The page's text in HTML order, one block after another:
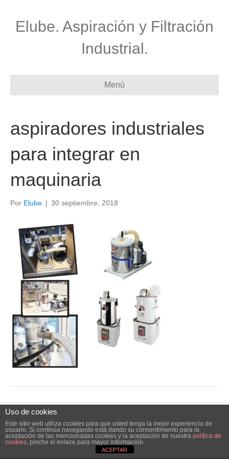
Elube. Aspiración y Filtración
Industrial.
Menú
aspiradores industriales
para integrar en
maquinaria
Por Elube | 30 septiembre, 2018
Builder
Uso de cookies
Este sitio web utiliza cookies para que usted tenga la mejor experiencia de
usuario. Si continúa navegando está dando su consentimiento para la
aceptación de las mencionadas cookies y la aceptación de nuestra política de
cookies, pinche el enlace para mayor información.
ACEPTAR